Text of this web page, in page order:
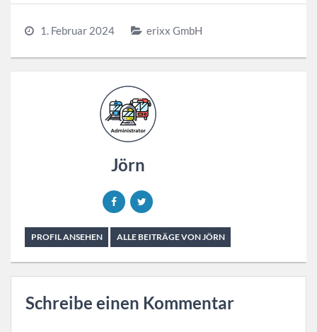
1. Februar 2024 erixx GmbH
Jörn
PROFIL ANSEHEN ALLE BEITRÄGE VON JÖRN
Schreibe einen Kommentar